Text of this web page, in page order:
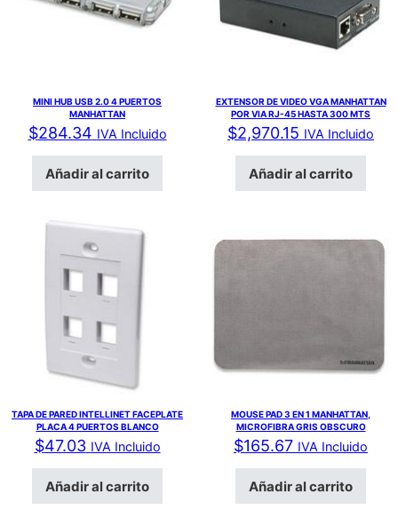
MINI HUB USB 2.0 4 PUERTOS
MANHATTAN
$284.34 IVA Incluido
Añadir al carrito
EXTENSOR DE VIDEO VGA MANHATTAN
POR VIA RJ-45 HASTA 300 MTS
$2,970.15 IVA Incluido
Añadir al carrito
TAPA DE PARED INTELLINET FACEPLATE
PLACA 4 PUERTOS BLANCO
$47.03 IVA Incluido
Añadir al carrito
MOUSE PAD 3 EN 1 MANHATTAN,
MICROFIBRA GRIS OBSCURO
$165.67 IVA Incluido
Añadir al carrito